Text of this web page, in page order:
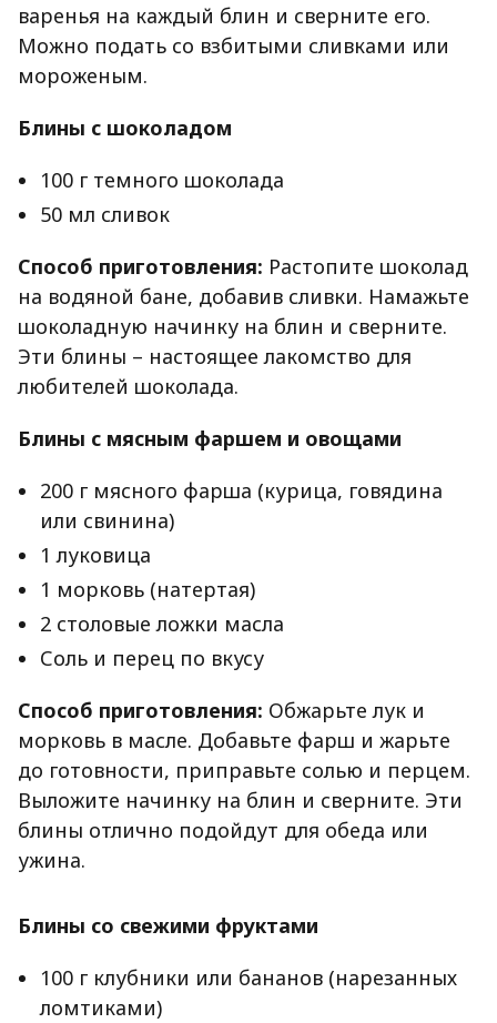
варенья на каждый блин и сверните его.
Можно подать со взбитыми сливками или
мороженым.
Блины с шоколадом
100 г темного шоколада
50 мл сливок
Способ приготовления: Растопите шоколад
на водяной бане, добавив сливки. Намажьте
шоколадную начинку на блин и сверните.
Эти блины – настоящее лакомство для
любителей шоколада.
Блины с мясным фаршем и овощами
200 г мясного фарша (курица, говядина
или свинина)
1 луковица
1 морковь (натертая)
2 столовые ложки масла
Соль и перец по вкусу
Способ приготовления: Обжарьте лук и
морковь в масле. Добавьте фарш и жарьте
до готовности, приправьте солью и перцем.
Выложите начинку на блин и сверните. Эти
блины отлично подойдут для обеда или
ужина.
Блины со свежими фруктами
100 г клубники или бананов (нарезанных
ломтиками)